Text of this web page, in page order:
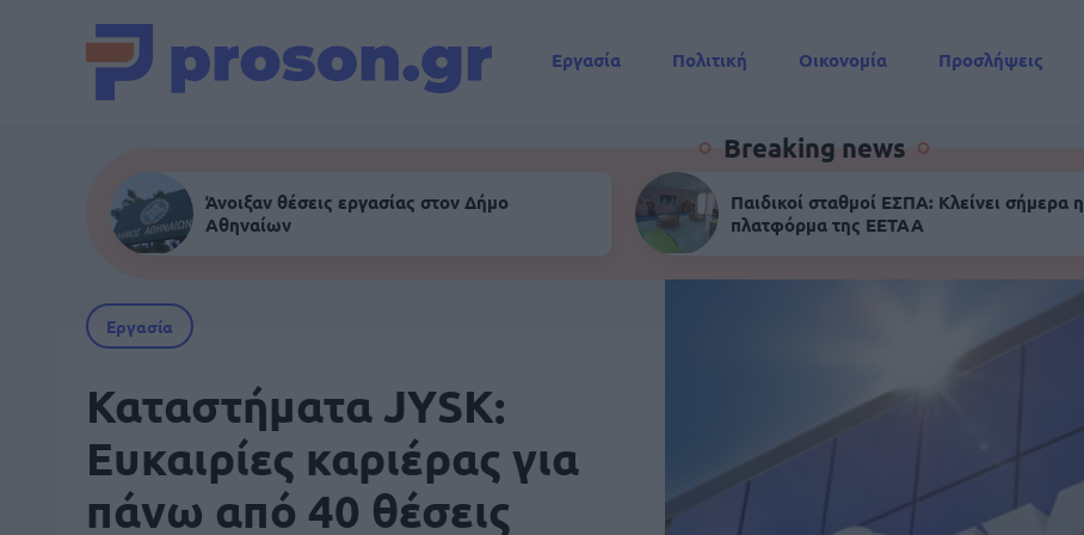
Εργασία Πολιτική Οικονομία Προσλήψεις
Breaking news
Άνοιξαν θέσεις εργασίας στον Δήμο
Αθηναίων
Παιδικοί σταθμοί ΕΣΠΑ: Κλείνει σήμερα η
πλατφόρμα της ΕΕΤΑΑ
Εργασία
Καταστήματα JYSK:
Ευκαιρίες καριέρας για
πάνω από 40 θέσεις